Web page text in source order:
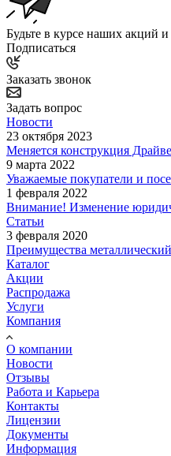
Будьте в курсе наших акций и
Подписаться
Заказать звонок
Задать вопрос
Новости
23 октября 2023
Меняется конструкция
9 марта 2022
Уважаемые покупатели и
1 февраля 2022
Внимание! Изменение
Статьи
3 февраля 2020
Преимущества
Каталог
Акции
Распродажа
Услуги
Компания
О компании
Новости
Отзывы
Работа и Карьера
Контакты
Лицензии
Документы
Информация